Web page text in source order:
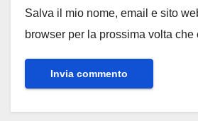
Salva il mio nome, email e sito
browser per la prossima volta che